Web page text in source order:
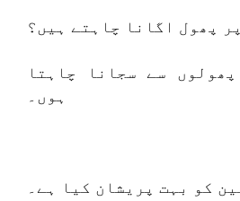
پھول اگانا چاہتے ہیں؟
سے سجانا چاہتا
ہوں۔
کو بہت پریشان کیا ہے۔